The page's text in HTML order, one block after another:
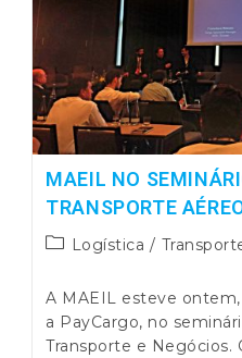
MAEIL NO
TRANSPORTE
PostLogística /
A MAEIL esteve
a PayCargo, no
Transporte e Negócios.